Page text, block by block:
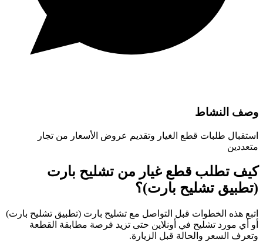
وصف النشاط
استقبال طلبات قطع الغيار وتقديم عروض الأسعار من تجار
متعددين
كيف تطلب قطع غيار من تشليح بارت
(تطبيق تشليح بارت)؟
اتبع هذه الخطوات قبل التواصل مع تشليح بارت (تطبيق تشليح بارت)
أو أي مورد تشليح في أونلاين حتى تزيد فرصة مطابقة القطعة
وتعرف السعر والحالة قبل الزيارة.